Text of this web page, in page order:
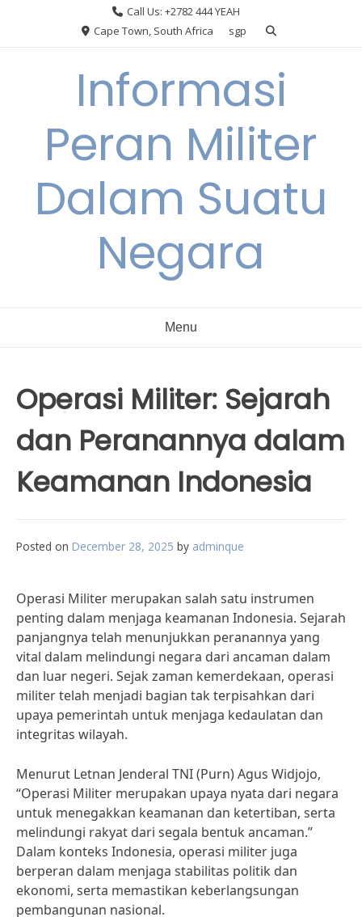
Call Us: +2782 444 YEAH
Cape Town, South Africa
sgp
Informasi
Peran Militer
Dalam Suatu
Negara
Menu
Operasi Militer: Sejarah
dan Peranannya dalam
Keamanan Indonesia
Posted on December 28, 2025 by adminque
Operasi Militer merupakan salah satu instrumen
penting dalam menjaga keamanan Indonesia. Sejarah
panjangnya telah menunjukkan peranannya yang
vital dalam melindungi negara dari ancaman dalam
dan luar negeri. Sejak zaman kemerdekaan, operasi
militer telah menjadi bagian tak terpisahkan dari
upaya pemerintah untuk menjaga kedaulatan dan
integritas wilayah.
Menurut Letnan Jenderal TNI (Purn) Agus Widjojo,
“Operasi Militer merupakan upaya nyata dari negara
untuk menegakkan keamanan dan ketertiban, serta
melindungi rakyat dari segala bentuk ancaman.”
Dalam konteks Indonesia, operasi militer juga
berperan dalam menjaga stabilitas politik dan
ekonomi, serta memastikan keberlangsungan
pembangunan nasional.